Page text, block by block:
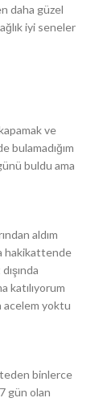
daha güzel
iyi seneler
ve
bulamadığım
buldu ama
aldım
hakikattende
katılıyorum
acelem yoktu
binlerce
gün olan